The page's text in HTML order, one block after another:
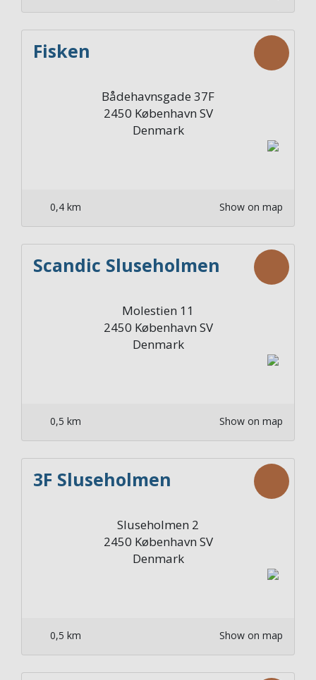
Fisken
Bådehavnsgade 37F
2450 København SV
Denmark
0,4 km Show on map
Scandic Sluseholmen
Molestien 11
2450 København SV
Denmark
0,5 km Show on map
3F Sluseholmen
Sluseholmen 2
2450 København SV
Denmark
0,5 km Show on map